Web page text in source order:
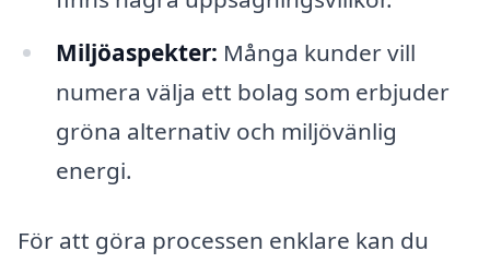
Miljöaspekter: Många kunder vill
numera välja ett bolag som erbjuder
gröna alternativ och miljövänlig
energi.
För att göra processen enklare kan du